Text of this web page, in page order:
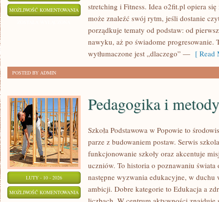
MOŻLIWOŚĆ KOMENTOWANIA KOBIETA
FORMIE
stretching i Fitness. Idea o2fit.pl opiera
może znaleźć swój rytm, jeśli dostanie
porządkuje tematy od podstaw: od
nawyku, aż po świadome progresowanie.
wytłumaczone jest „dlaczego” — [ Read
POSTED BY ADMIN
LUTY - 10 - 2026
MOŻLIWOŚĆ KOMENTOWANIA PEDAGOGIKA
Pedagogika i
Szkoła Podstawowa w Popowie to
parze z budowaniem postaw. Serwis
funkcjonowanie szkoły oraz akcentuje
uczniów. To historia o poznawaniu świata
następne wyzwania edukacyjne, w duchu
ambicji. Dobre kategorie to Edukacja a